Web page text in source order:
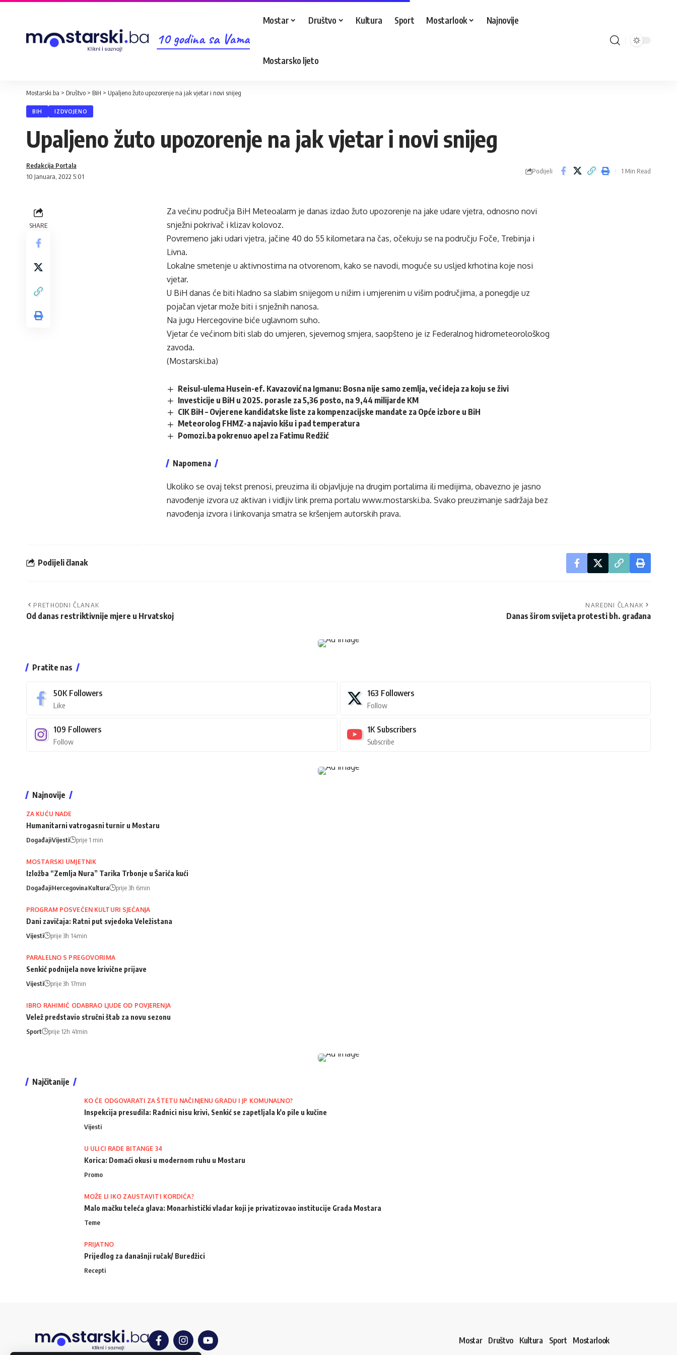
10 godina sa Vama
Mostar Društvo Kultura Sport Mostarlook Najnovije
Mostarsko ljeto
Mostarski.ba > Društvo > BiH > Upaljeno žuto upozorenje na jak vjetar i novi snijeg
BIH IZDVOJENO
Upaljeno žuto upozorenje na jak vjetar i novi snijeg
10 Januara, 2022 5:01
Redakcija Portala
Podijeli 1 Min Read
SHARE
Za većinu područja BiH Meteoalarm je danas izdao žuto upozorenje na jake udare vjetra, odnosno novi
snježni pokrivač i klizav kolovoz.
Povremeno jaki udari vjetra, jačine 40 do 55 kilometara na čas, očekuju se na području Foče, Trebinja i
Livna.
Lokalne smetenje u aktivnostima na otvorenom, kako se navodi, moguće su usljed krhotina koje nosi
vjetar.
U BiH danas će biti hladno sa slabim snijegom u nižim i umjerenim u višim područjima, a ponegdje uz
pojačan vjetar može biti i snježnih nanosa.
Na jugu Hercegovine biće uglavnom suho.
Vjetar će većinom biti slab do umjeren, sjevernog smjera, saopšteno je iz Federalnog hidrometeorološkog
zavoda.
(Mostarski.ba)
Reisul-ulema Husein-ef. Kavazović na Igmanu: Bosna nije samo zemlja, već ideja za koju se živi
Investicije u BiH u 2025. porasle za 5,36 posto, na 9,44 milijarde KM
CIK BiH – Ovjerene kandidatske liste za kompenzacijske mandate za Opće izbore u BiH
Meteorolog FHMZ-a najavio kišu i pad temperatura
Pomozi.ba pokrenuo apel za Fatimu Redžić
Napomena
Ukoliko se ovaj tekst prenosi, preuzima ili objavljuje na drugim portalima ili medijima, obavezno je jasno
navođenje izvora uz aktivan i vidljiv link prema portalu www.mostarski.ba. Svako preuzimanje sadržaja bez
navođenja izvora i linkovanja smatra se kršenjem autorskih prava.
Podijeli članak
PRETHODNI ČLANAK
Od danas restriktivnije mjere u Hrvatskoj
NAREDNI ČLANAK
Danas širom svijeta protesti bh. građana
Pratite nas
50K Followers
Like
163 Followers
Follow
109 Followers
Follow
1K Subscribers
Subscribe
Najnovije
ZA KUĆU NADE
Humanitarni vatrogasni turnir u Mostaru
DogađajiVijesti prije 1 min
MOSTARSKI UMJETNIK
Izložba “Zemlja Nura” Tarika Trbonje u Šarića kući
DogađajiHercegovinaKultura prije 3h 6min
PROGRAM POSVEĆEN KULTURI SJEĆANJA
Dani zavičaja: Ratni put svjedoka Veležistana
Vijesti prije 3h 14min
PARALELNO S PREGOVORIMA
Senkić podnijela nove krivične prijave
Vijesti prije 3h 17min
IBRO RAHIMIĆ ODABRAO LJUDE OD POVJERENJA
Velež predstavio stručni štab za novu sezonu
Sport prije 12h 41min
Najčitanije
KO ĆE ODGOVARATI ZA ŠTETU NAČINJENU GRADU I JP KOMUNALNO?
Inspekcija presudila: Radnici nisu krivi, Senkić se zapetljala k'o pile u kučine
Vijesti
U ULICI RADE BITANGE 34
Korica: Domaći okusi u modernom ruhu u Mostaru
Promo
MOŽE LI IKO ZAUSTAVITI KORDIĆA?
Malo mačku teleća glava: Monarhistički vladar koji je privatizovao institucije Grada Mostara
Teme
PRIJATNO
Prijedlog za današnji ručak/ Buredžici
Recepti
Mostar Društvo Kultura Sport Mostarlook